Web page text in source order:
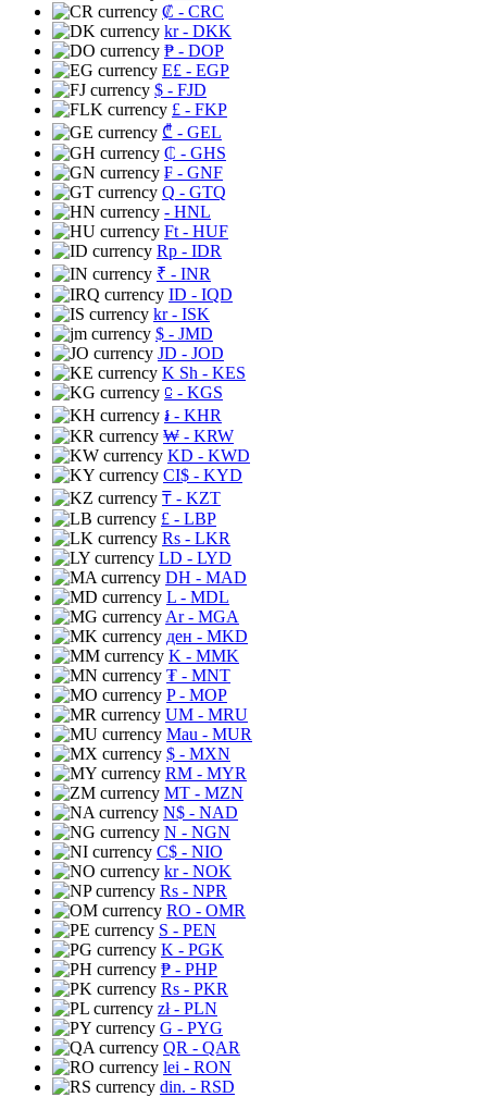
₡ - CRC
kr- DKK
₱ - DOP
E£ - EGP
$ - FJD
£ - FKP
₾ - GEL
₵ - GHS
₣ - GNF
Q - GTQ
- HNL
Ft - HUF
Rp - IDR
₹ - INR
ID - IQD
kr- ISK
$ - JMD
JD - JOD
K Sh - KES
⃀ - KGS
៛ - KHR
₩ - KRW
KD - KWD
CI$ - KYD
₸ - KZT
£ - LBP
Rs - LKR
LD - LYD
DH - MAD
L - MDL
Ar- MGA
ден - MKD
K - MMK
₮ - MNT
P- MOP
UM - MRU
Mau - MUR
$ - MXN
RM - MYR
MT - MZN
N$ - NAD
N - NGN
C$ - NIO
kr- NOK
Rs - NPR
RO - OMR
S - PEN
K - PGK
₱ - PHP
Rs - PKR
zł- PLN
G - PYG
QR - QAR
lei - RON
din. - RSD